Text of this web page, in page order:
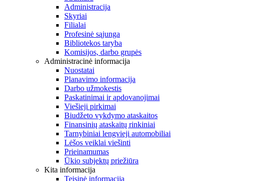
Administracija
Skyriai
Filialai
Profesinė sąjunga
Bibliotekos taryba
Komisijos, darbo grupės
Administracinė informacija
Nuostatai
Planavimo informacija
Darbo užmokestis
Paskatinimai ir apdovanojimai
Viešieji pirkimai
Biudžeto vykdymo ataskaitos
Finansinių ataskaitų rinkiniai
Tarnybiniai lengvieji automobiliai
Lėšos veiklai viešinti
Prieinamumas
Ūkio subjektų priežiūra
Kita informacija
Teisinė informacija